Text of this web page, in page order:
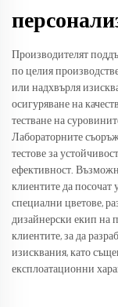
Производителят
по целия
или надхвърля
осигуряване на
тестване на
Лабораторните
тестове за
ефективност.
клиентите да посочат
специални цветове,
дизайнерски екип на
клиентите, за да
изисквания, като
експлоатационни